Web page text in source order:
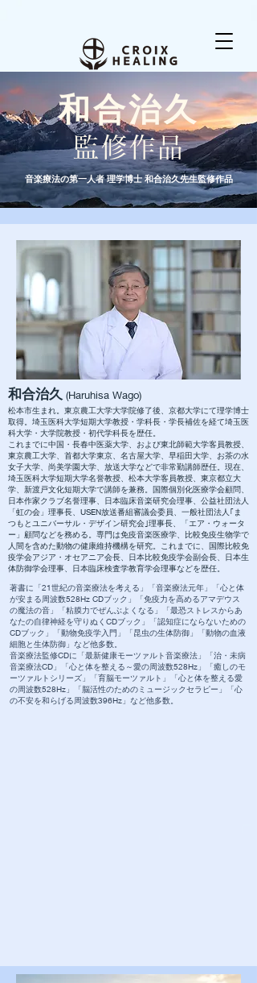
和合治久
監修作品
音楽療法の第一人者 理学博士 和合治久先生監修作品
和合治久 (Haruhisa Wago)
松本市生まれ。東京農工大学大学院修了後、京都大学にて理学博士
取得。埼玉医科大学短期大学教授・学科長・学長補佐を経て埼玉医
科大学・大学院教授・初代学科長を歴任。
これまでに中国・長春中医薬大学、および東北師範大学客員教授、
東京農工大学、首都大学東京、名古屋大学、早稲田大学、お茶の水
女子大学、尚美学園大学、放送大学などで非常勤講師歴任。現在、
埼玉医科大学短期大学名誉教授、松本大学客員教授、東京都立大
学、新渡戸文化短期大学で講師を兼務。国際個別化医療学会顧問、
日本作家クラブ名誉理事、日本臨床音楽研究会理事、公益社団法人
「虹の会」理事長、USEN放送番組審議会委員、一般社団法人｢ま
つもとユニバーサル・デザイン研究会｣理事長、「エア・ウォータ
ー」顧問などを務める。専門は免疫音楽医療学、比較免疫生物学で
人間を含めた動物の健康維持機構を研究。これまでに、国際比較免
疫学会アジア・オセアニア会長、日本比較免疫学会副会長、日本生
体防御学会理事、日本臨床検査学教育学会理事などを歴任。
著書に「21世紀の音楽療法を考える」「音楽療法元年」「心と体
が安まる周波数528Hz CDブック」「免疫力を高めるアマデウス
の魔法の音」「粘膜力でぜんぶよくなる」「最恐ストレスからあ
なたの自律神経を守りぬくCDブック」「認知症にならないための
CDブック」「動物免疫学入門」「昆虫の生体防御」「動物の血液
細胞と生体防御」など他多数。
音楽療法監修CDに「最新健康モーツァルト音楽療法」「治・未病
音楽療法CD」「心と体を整える～愛の周波数528Hz」「癒しのモ
ーツァルトシリーズ」「育脳モーツァルト」「心と体を整える愛
の周波数528Hz」「脳活性のためのミュージックセラピー」「心
の不安を和らげる周波数396Hz」など他多数。